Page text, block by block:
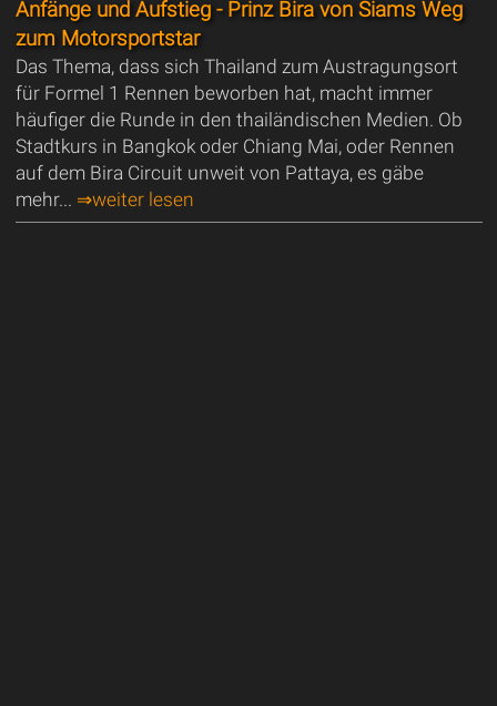
Anfänge und Aufstieg - Prinz Bira von Siams Weg
zum Motorsportstar
Das Thema, dass sich Thailand zum Austragungsort
für Formel 1 Rennen beworben hat, macht immer
häufiger die Runde in den thailändischen Medien. Ob
Stadtkurs in Bangkok oder Chiang Mai, oder Rennen
auf dem Bira Circuit unweit von Pattaya, es gäbe
mehr... ⇒weiter lesen